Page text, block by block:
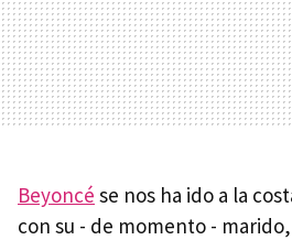
Beyoncé se nos ha ido a la
con su - de momento -